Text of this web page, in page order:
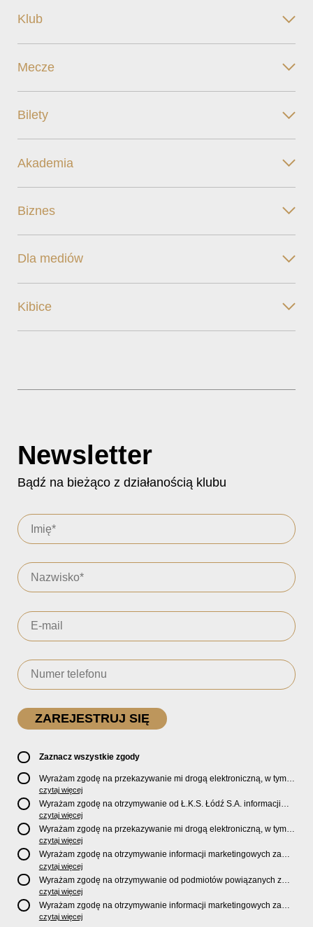
Klub
Mecze
Bilety
Akademia
Biznes
Dla mediów
Kibice
Newsletter
Bądź na bieżąco z działanością klubu
Zaznacz wszystkie zgody
Wyrażam zgodę na przekazywanie mi drogą elektroniczną, w tym
pocztą e-mail, oficjalnego newslettera oraz informacji o zniżkach,
promocjach, nowościach, biletach, karnetach, ofercie sklepu U2
Store oraz serwisu bilety.lkslodz.pl i innych produktach oraz
usługach oferowanych przez Ł.K.S. Łódź S.A.
czytaj więcej
Wyrażam zgodę na otrzymywanie od Ł.K.S. Łódź S.A. informacji
marketingowych dotyczących działalności spółki, ofert, wydarzeń i
produktów za pośrednictwem wiadomości SMS oraz połączeń
telefonicznych.
czytaj więcej
Wyrażam zgodę na przekazywanie mi drogą elektroniczną, w tym
pocztą e-mail, informacji handlowych i marketingowych o
produktach, usługach i działalnościSponsorów i PartnerówŁ.K.S.
Łódź S.A.
czytaj więcej
Wyrażam zgodę na otrzymywanie informacji marketingowych za
pośrednictwem wiadomości SMS oraz połączeń telefonicznych
odSponsorów i PartnerówŁ.K.S. Łódź S.A.
czytaj więcej
Wyrażam zgodę na otrzymywanie od podmiotów powiązanych z
Ł.K.S. Łódź S.A., tj. Fundacji ŁKS oraz Sport Catering sp. z
o.o. informacji marketingowych oraz informacji handlowych o
nowościach, produktach, usługach i działalności drogą
czytaj więcej
Wyrażam zgodę na otrzymywanie informacji marketingowych za
pośrednictwem wiadomości SMS oraz połączeń telefonicznych od
czytaj więcej